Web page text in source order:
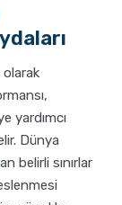
yardımcı
Dünya
belirli sınırlar